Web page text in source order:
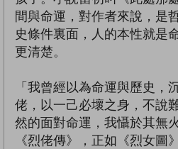
間與命運，對作者來說，是
史條件裏面，人的本性就是
更清楚。
「我曾經以為命運與歷史，
佬，以一己必壞之身，不說
然的面對命運，我懾於其無
《烈佬傳》，正如《烈女圖